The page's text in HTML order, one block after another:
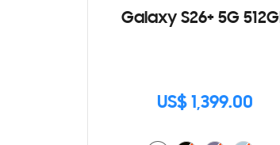
Galaxy S26+ 5G
US$ 1,399.00